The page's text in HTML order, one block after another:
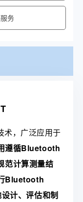
务
术，广泛应用于
遵循Bluetooth
计算测量结
Bluetooth
计、评估和制